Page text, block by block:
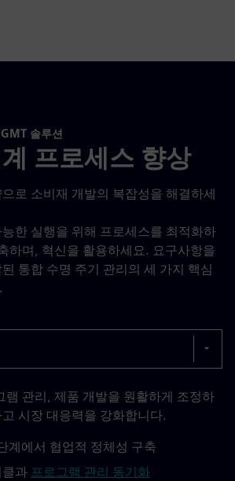
솔루션
프로세스 향상
로 소비재 개발의 복잡성을 해결하세
한 실행을 위해 프로세스를 최적화하
하며, 혁신을 활용하세요. 요구사항을
통합 수명 주기 관리의 세 가지 핵심
램 관리, 제품 개발을 원활하게 조정하
시장 대응력을 강화합니다.
계에서 협업적 정체성 구축
과 프로그램 관리 동기화